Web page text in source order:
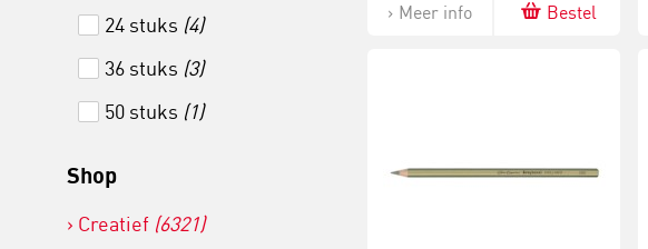
24 stuks (4)
36 stuks (3)
50 stuks (1)
Shop
Creatief (6321)
Meer info Bestel